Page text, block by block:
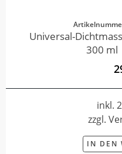
Universal-
300 ml
inkl.
zzgl.
IN DEN